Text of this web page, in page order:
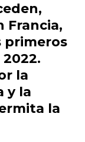
Francia,
primeros
la
y la
la